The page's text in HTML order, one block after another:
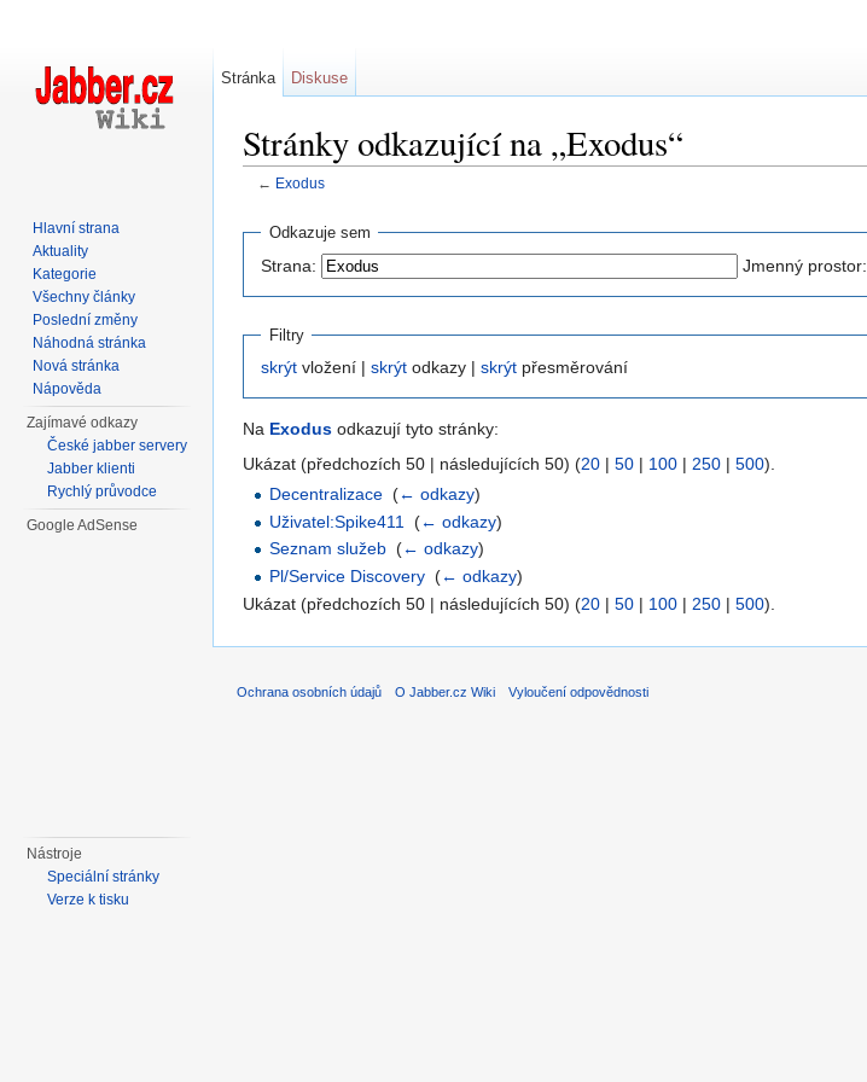
Stránky odkazující na „Exodus“
← Exodus
Odkazuje sem
Strana: Jmenný prostor:
Filtry
skrýt vložení | skrýt odkazy | skrýt přesměrování
Na Exodus odkazují tyto stránky:
Ukázat (předchozích 50 | následujících 50) (20 | 50 | 100 | 250 | 500).
Decentralizace (← odkazy)
Uživatel:Spike411
(← odkazy)
Seznam služeb (← odkazy)
Pl/Service Discovery (← odkazy)
Ukázat (předchozích 50 | následujících 50) (20 | 50 | 100 | 250 | 500).
Stránka Diskuse
Hlavní strana
Aktuality
Kategorie
Všechny články
Poslední změny
Náhodná stránka
Nová stránka
Nápověda
Zajímavé odkazy
České jabber servery
Jabber klienti
Rychlý průvodce
Google AdSense
Nástroje
Speciální stránky
Verze k tisku
Ochrana osobních údajů O Jabber.cz Wiki Vyloučení odpovědnosti